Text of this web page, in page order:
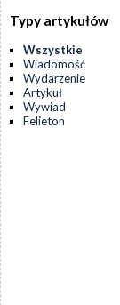
Typy artykułów
Wszystkie
Wiadomość
Wydarzenie
Artykuł
Wywiad
Felieton